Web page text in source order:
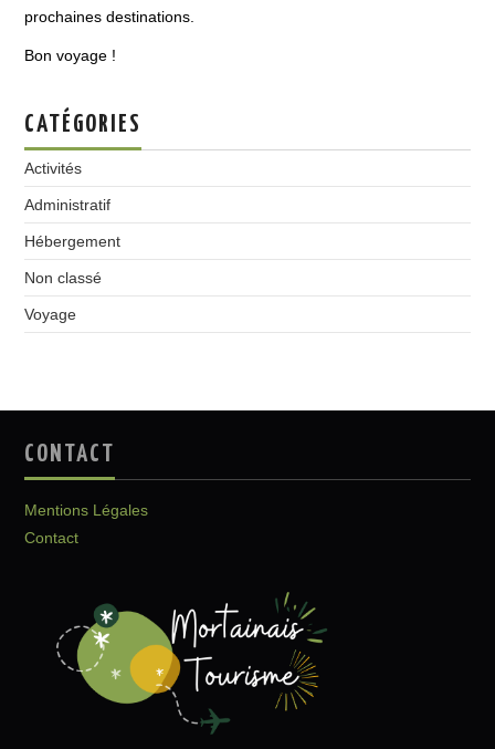
prochaines destinations.
Bon voyage !
CATÉGORIES
Activités
Administratif
Hébergement
Non classé
Voyage
CONTACT
Mentions Légales
Contact